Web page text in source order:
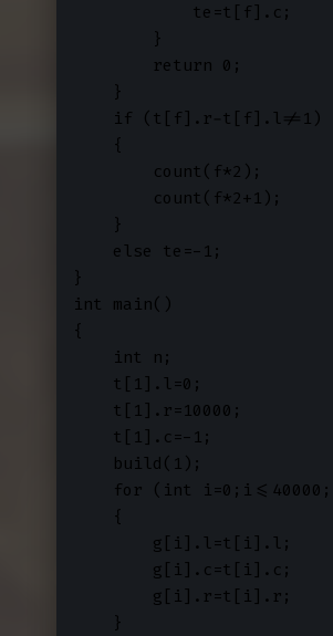
            te=t[f].c;
        }
        return 0;
    }
    if (t[f].r-t[f].l!=1)
    {
        count(f*2);
        count(f*2+1);
    }
    else te=-1;
}
int main()
{
    int n;
    t[1].l=0;
    t[1].r=10000;
    t[1].c=-1;
    build(1);
for (int
    {
        g[i].l=t[i].l;
        g[i].c=t[i].c;
        g[i].r=t[i].r;
    }